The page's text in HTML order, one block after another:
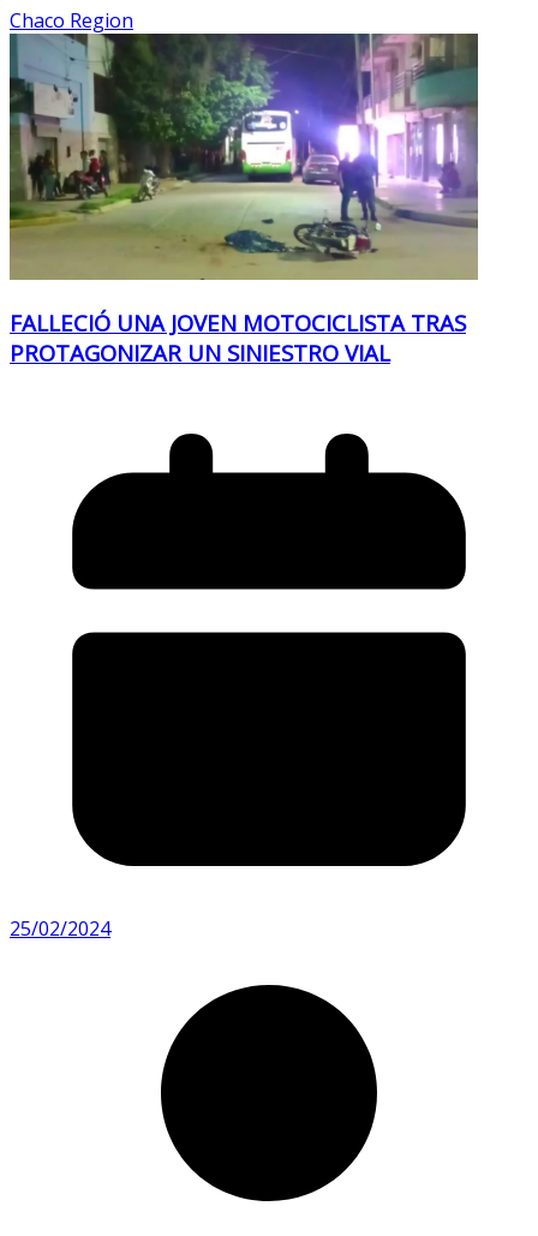
Chaco Region
FALLECIÓ UNA JOVEN MOTOCICLISTA TRAS
PROTAGONIZAR UN SINIESTRO VIAL
25/02/2024